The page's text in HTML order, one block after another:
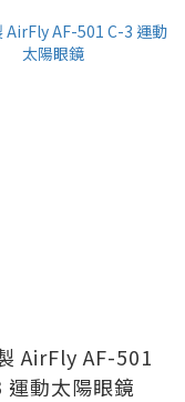
AirFly AF-501
運動太陽眼鏡